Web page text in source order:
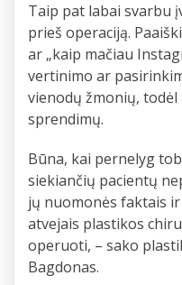
Taip pat labai svarbu
prieš operaciją.
ar „kaip mačiau
vertinimo ar
vienodų žmonių,
sprendimų.
Būna, kai pernelyg
siekiančių pacientų
jų nuomonės faktais
atvejais plastikos
operuoti, – sako
Bagdonas.